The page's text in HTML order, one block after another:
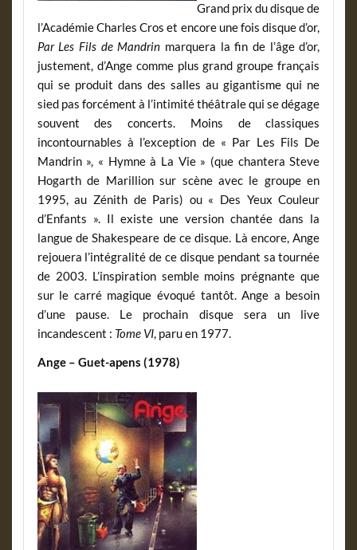
Grand prix du disque de
l’Académie Charles Cros et encore une fois disque d’or,
Par Les Fils de Mandrin marquera la fin de l’âge d’or,
justement, d’Ange comme plus grand groupe français
qui se produit dans des salles au gigantisme qui ne
sied pas forcément à l’intimité théâtrale qui se dégage
souvent des concerts. Moins de classiques
incontournables à l’exception de « Par Les Fils De
Mandrin », « Hymne à La Vie » (que chantera Steve
Hogarth de Marillion sur scène avec le groupe en
1995, au Zénith de Paris) ou « Des Yeux Couleur
d’Enfants ». Il existe une version chantée dans la
langue de Shakespeare de ce disque. Là encore, Ange
rejouera l’intégralité de ce disque pendant sa tournée
de 2003. L’inspiration semble moins prégnante que
sur le carré magique évoqué tantôt. Ange a besoin
d’une pause. Le prochain disque sera un live
incandescent : Tome VI, paru en 1977.
Ange – Guet-apens (1978)